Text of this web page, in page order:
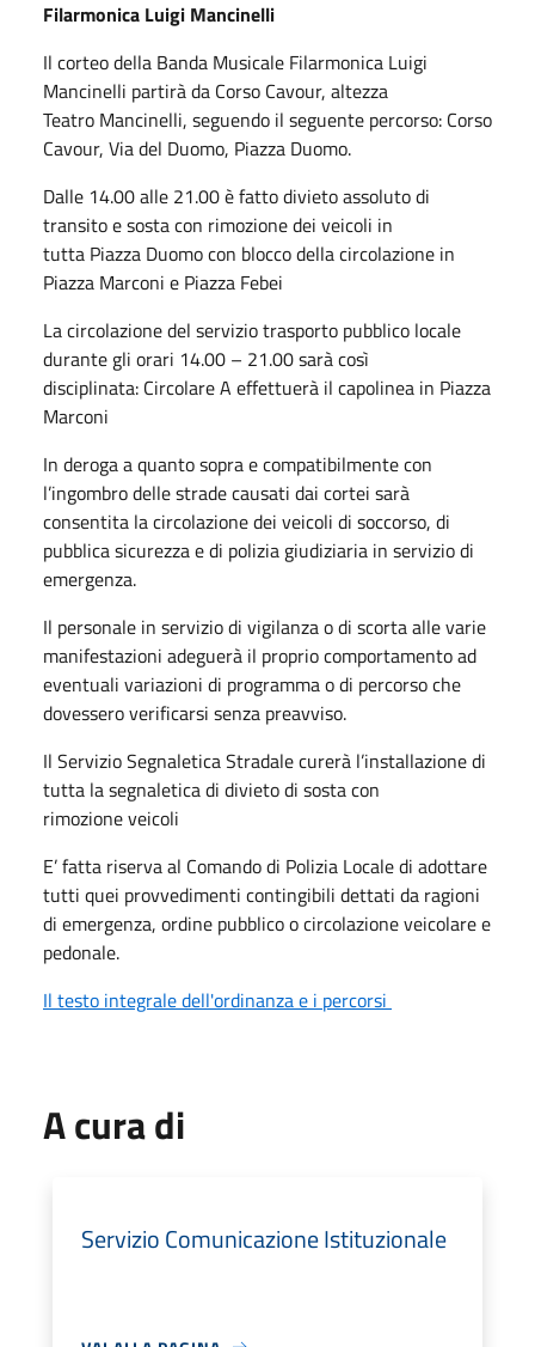
Filarmonica Luigi Mancinelli
Il corteo della Banda Musicale Filarmonica Luigi
Mancinelli partirà da Corso Cavour, altezza
Teatro Mancinelli, seguendo il seguente percorso: Corso
Cavour, Via del Duomo, Piazza Duomo.
Dalle 14.00 alle 21.00 è fatto divieto assoluto di
transito e sosta con rimozione dei veicoli in
tutta Piazza Duomo con blocco della circolazione in
Piazza Marconi e Piazza Febei
La circolazione del servizio trasporto pubblico locale
durante gli orari 14.00 – 21.00 sarà così
disciplinata: Circolare A effettuerà il capolinea in Piazza
Marconi
In deroga a quanto sopra e compatibilmente con
l’ingombro delle strade causati dai cortei sarà
consentita la circolazione dei veicoli di soccorso, di
pubblica sicurezza e di polizia giudiziaria in servizio di
emergenza.
Il personale in servizio di vigilanza o di scorta alle varie
manifestazioni adeguerà il proprio comportamento ad
eventuali variazioni di programma o di percorso che
dovessero verificarsi senza preavviso.
Il Servizio Segnaletica Stradale curerà l’installazione di
tutta la segnaletica di divieto di sosta con
rimozione veicoli
E’ fatta riserva al Comando di Polizia Locale di adottare
tutti quei provvedimenti contingibili dettati da ragioni
di emergenza, ordine pubblico o circolazione veicolare e
pedonale.
Il testo integrale dell'ordinanza e i percorsi
A cura di
Servizio Comunicazione Istituzionale